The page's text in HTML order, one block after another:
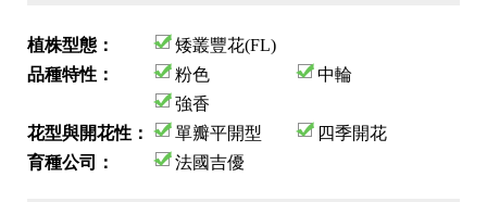
植株型態：
矮叢豐花(FL)
品種特性：
粉色
中輪
強香
花型與開花性：
單瓣平開型
四季開花
育種公司：
法國吉優